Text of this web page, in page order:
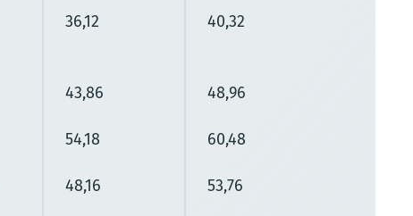
36,12 40,32
43,86 48,96
54,18 60,48
48,16 53,76